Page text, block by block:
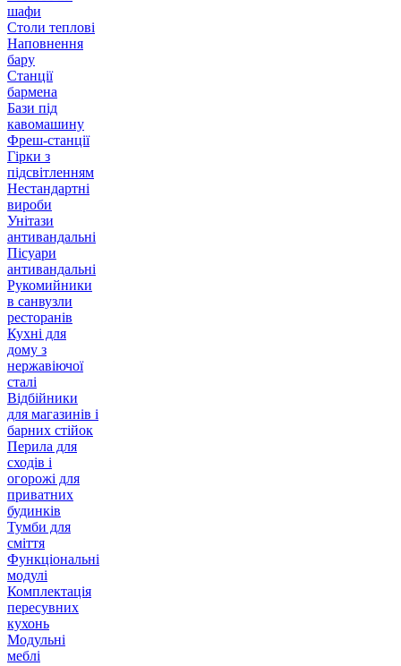
шафи
Столи теплові
Наповнення
бару
Станції
бармена
Бази під
кавомашину
Фреш-станції
Гірки з
підсвітленням
Нестандартні
вироби
Унітази
антивандальні
Пісуари
антивандальні
Рукомийники
в санвузли
ресторанів
Кухні для
дому з
нержавіючої
сталі
Відбійники
для магазинів і
барних стійок
Перила для
сходів і
огорожі для
приватних
будинків
Тумби для
сміття
Функціональні
модулі
Комплектація
пересувних
кухонь
Модульні
меблі